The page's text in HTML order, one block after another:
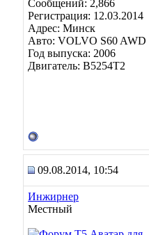
Сообщений: 2,866
Регистрация: 12.03.2014
Адрес: Минск
Авто: VOLVO S60 AWD
Год выпуска: 2006
Двигатель: B5254T2
09.08.2014, 10:54
Инжирнер
Местный